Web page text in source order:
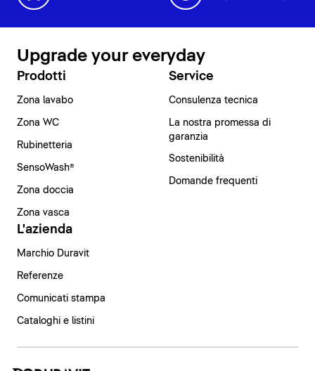
Upgrade your everyday
Prodotti
Zona lavabo
Zona WC
Rubinetteria
SensoWash®
Zona doccia
Zona vasca
Service
Consulenza tecnica
La nostra promessa di
garanzia
Sostenibilità
Domande frequenti
L'azienda
Marchio Duravit
Referenze
Comunicati stampa
Cataloghi e listini